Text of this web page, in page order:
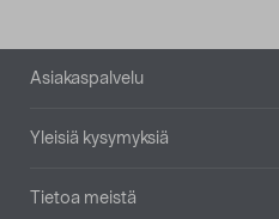
Alatunniste
Asiakaspalvelu
Yleisiä kysymyksiä
Tietoa meistä